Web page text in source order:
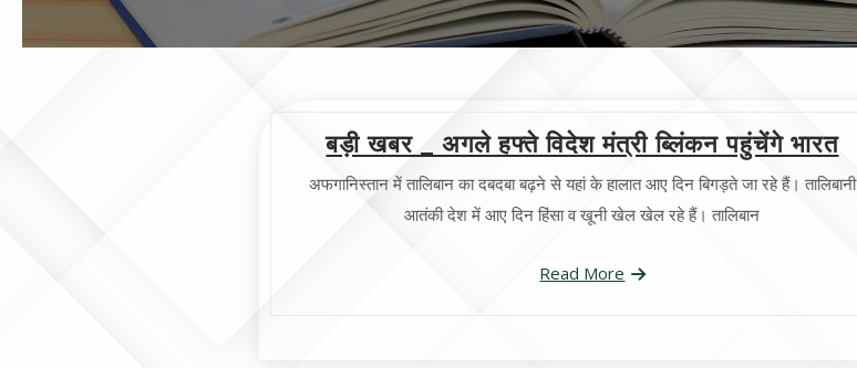
बड़ी खबर _ अगले हफ्ते विदेश मंत्री ब्लिंकन पहुंचेंगे भारत
अफगानिस्तान में तालिबान का दबदबा बढ़ने से यहां के हालात आए दिन बिगड़ते जा रहे हैं। तालिबानी
आतंकी देश में आए दिन हिंसा व खूनी खेल खेल रहे हैं। तालिबान
Read More